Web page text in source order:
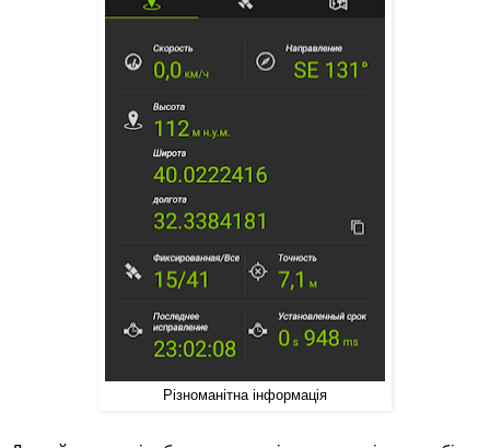
Різноманітна інформація